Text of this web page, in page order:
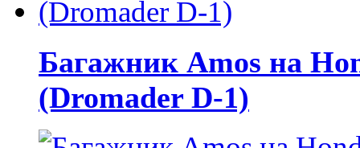
Багажник Amos на
(Dromader D-1)